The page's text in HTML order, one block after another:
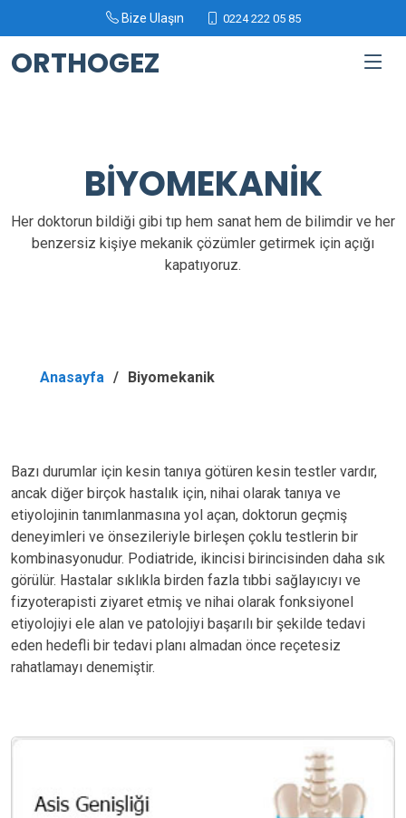
Bize Ulaşın 0224 222 05 85
ORTHOGEZ
BİYOMEKANİK
Her doktorun bildiği gibi tıp hem sanat hem de bilimdir ve her
benzersiz kişiye mekanik çözümler getirmek için açığı
kapatıyoruz.
Anasayfa Biyomekanik
Bazı durumlar için kesin tanıya götüren kesin testler vardır,
ancak diğer birçok hastalık için, nihai olarak tanıya ve
etiyolojinin tanımlanmasına yol açan, doktorun geçmiş
deneyimleri ve önsezileriyle birleşen çoklu testlerin bir
kombinasyonudur. Podiatride, ikincisi birincisinden daha sık
görülür. Hastalar sıklıkla birden fazla tıbbi sağlayıcıyı ve
fizyoterapisti ziyaret etmiş ve nihai olarak fonksiyonel
etiyolojiyi ele alan ve patolojiyi başarılı bir şekilde tedavi
eden hedefli bir tedavi planı almadan önce reçetesiz
rahatlamayı denemiştir.